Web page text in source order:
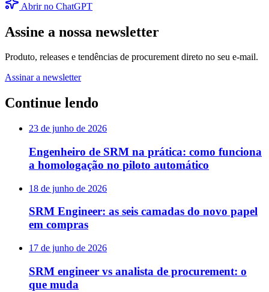
Abrir no ChatGPT
Assine a nossa newsletter
Produto, releases e tendências de procurement direto no seu e-mail.
Assinar a newsletter
Continue lendo
23 de junho de 2026
Engenheiro de SRM na prática: como funciona
a homologação no piloto automático
18 de junho de 2026
SRM Engineer: as seis camadas do novo papel
em compras
17 de junho de 2026
SRM engineer vs analista de procurement: o
que muda